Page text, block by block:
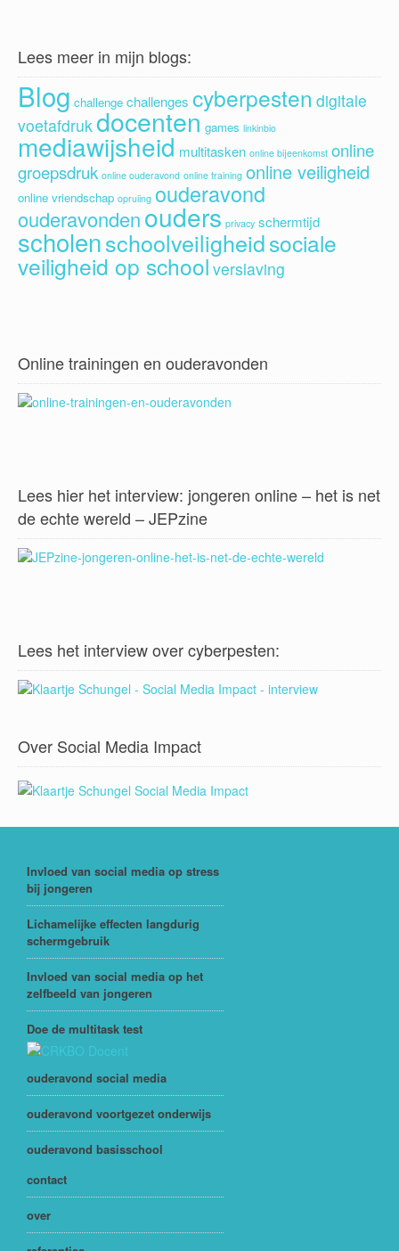
Lees meer in mijn blogs:
Blog challenge challenges cyberpesten digitale
voetafdruk docenten games linkinbio
mediawijsheid multitasken online bijeenkomst online
groepsdruk online ouderavond online training online veiligheid
online vriendschap opruiing ouderavond
ouderavondenouders privacy schermtijd
scholenschoolveiligheidsociale
veiligheid op school verslaving
Online trainingen en ouderavonden
Lees hier het interview: jongeren online – het is net
de echte wereld – JEPzine
Lees het interview over cyberpesten:
Over Social Media Impact
Invloed van social media op stress
bij jongeren
Lichamelijke effecten langdurig
schermgebruik
Invloed van social media op het
zelfbeeld van jongeren
Doe de multitask test
ouderavond social media
ouderavond voortgezet onderwijs
ouderavond basisschool
contact
over